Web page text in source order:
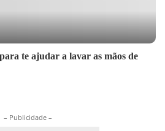
te ajudar a lavar as mãos de
– Publicidade –